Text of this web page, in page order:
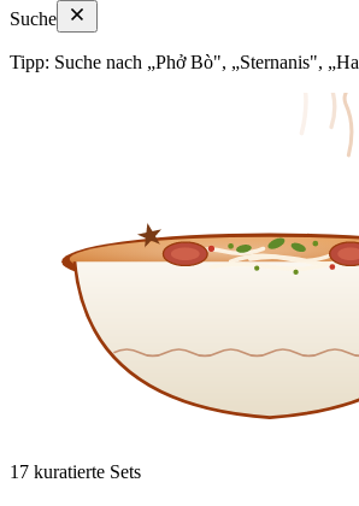
Suche
Tipp: Suche nach „Phở Bò", „Sternanis",
17 kuratierte Sets